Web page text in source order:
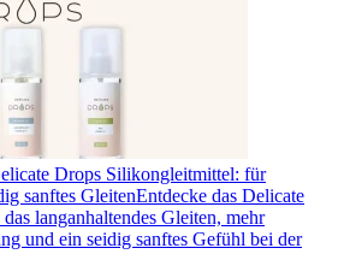
Drops Silikongleitmittel: für
sanftes GleitenEntdecke das Delicate
langanhaltendes Gleiten, mehr
und ein seidig sanftes Gefühl bei der